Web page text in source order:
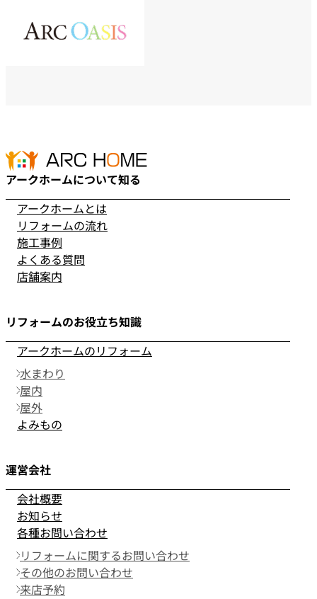
アークホームについて知る
アークホームとは
リフォームの流れ
施工事例
よくある質問
店舗案内
リフォームのお役立ち知識
アークホームのリフォーム
水まわり
屋内
屋外
よみもの
運営会社
会社概要
お知らせ
各種お問い合わせ
リフォームに関するお問い合わせ
その他のお問い合わせ
来店予約